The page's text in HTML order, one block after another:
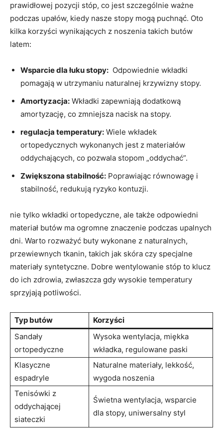
prawidłowej ⁢pozycji stóp, co⁤ jest szczególnie ważne
‌podczas upałów, kiedy nasze⁤ stopy ‌mogą⁢ puchnąć. Oto
kilka ⁢korzyści‌ wynikających ⁢z noszenia takich butów
‌latem:
Wsparcie dla łuku stopy: ⁤ Odpowiednie wkładki
⁢pomagają ⁣w utrzymaniu naturalnej krzywizny stopy.
Amortyzacja: Wkładki zapewniają ‌dodatkową
amortyzację, ⁤co zmniejsza nacisk na stopy.
regulacja‍ temperatury: Wiele wkładek
ortopedycznych wykonanych jest z ⁢materiałów
⁤oddychających, co pozwala⁢ stopom „oddychać”.
Zwiększona stabilność: Poprawiając równowagę i
stabilność, redukują ryzyko kontuzji.
nie tylko wkładki ortopedyczne, ale także odpowiedni
materiał butów ma ogromne znaczenie podczas upalnych
dni. Warto rozważyć buty wykonane ‍z naturalnych,
przewiewnych tkanin, ‍takich jak skóra czy specjalne
⁤materiały syntetyczne.⁤ Dobre wentylowanie ‌stóp to⁣ klucz
‍do ich⁤ zdrowia, zwłaszcza gdy wysokie ‌temperatury
sprzyjają potliwości.
Typ ⁢butów
Korzyści
Sandały
‍ortopedyczne
Wysoka wentylacja, miękka
wkładka, regulowane paski
Klasyczne
espadryle
Naturalne materiały,⁣ lekkość,
wygoda noszenia
Tenisówki z
oddychającej
siateczki
Świetna ⁢wentylacja, wsparcie
‍dla stopy, uniwersalny ​styl